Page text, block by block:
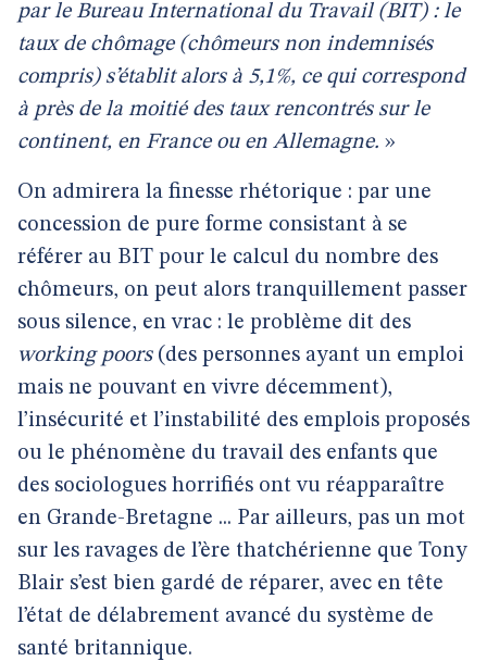
par le Bureau International du Travail (BIT) : le
taux de chômage (chômeurs non indemnisés
compris) s’établit alors à 5,1%, ce qui correspond
à près de la moitié des taux rencontrés sur le
continent, en France ou en Allemagne. »
On admirera la finesse rhétorique : par une
concession de pure forme consistant à se
référer au BIT pour le calcul du nombre des
chômeurs, on peut alors tranquillement passer
sous silence, en vrac : le problème dit des
working poors(des personnes ayant un emploi
mais ne pouvant en vivre décemment),
l’insécurité et l’instabilité des emplois proposés
ou le phénomène du travail des enfants que
des sociologues horrifiés ont vu réapparaître
en Grande-Bretagne ... Par ailleurs, pas un mot
sur les ravages de l’ère thatchérienne que Tony
Blair s’est bien gardé de réparer, avec en tête
l’état de délabrement avancé du système de
santé britannique.